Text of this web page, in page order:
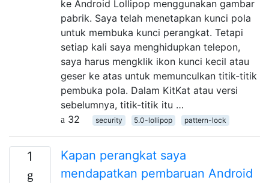
ke Android Lollipop menggunakan gambar
pabrik. Saya telah menetapkan kunci pola
untuk membuka kunci perangkat. Tetapi
setiap kali saya menghidupkan telepon,
saya harus mengklik ikon kunci kecil atau
geser ke atas untuk memunculkan titik-titik
pembuka pola. Dalam KitKat atau versi
sebelumnya, titik-titik itu …
32
security 5.0-lollipop pattern-lock
1
Kapan perangkat saya
mendapatkan pembaruan Android